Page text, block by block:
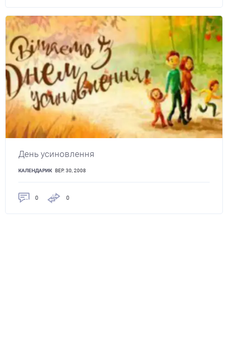
День усиновлення
КАЛЕНДАРИК ВЕР. 30, 2008
0 0